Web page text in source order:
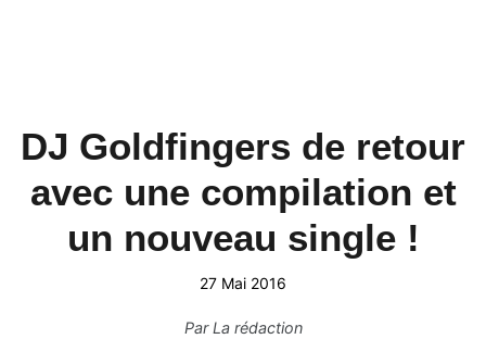
DJ Goldfingers de retour
avec une compilation et
un nouveau single !
27 Mai 2016
ParLa rédaction